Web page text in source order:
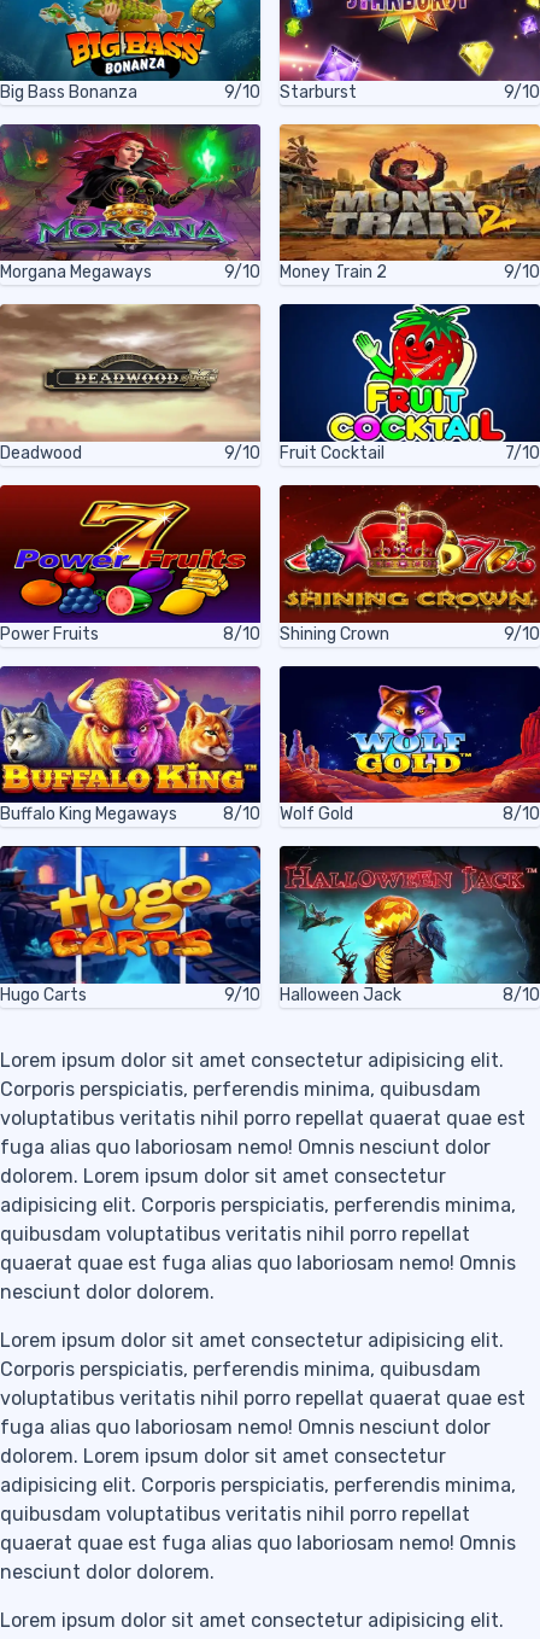
Big Bass Bonanza 9/10 Starburst 9/10
Morgana Megaways 9/10 Money Train 2 9/10
Deadwood 9/10 Fruit Cocktail 7/10
Power Fruits 8/10 Shining Crown 9/10
Buffalo King Megaways 8/10 Wolf Gold 8/10
Hugo Carts 9/10 Halloween Jack 8/10
Lorem ipsum dolor sit amet consectetur adipisicing elit.
Corporis perspiciatis, perferendis minima, quibusdam
voluptatibus veritatis nihil porro repellat quaerat quae est
fuga alias quo laboriosam nemo! Omnis nesciunt dolor
dolorem. Lorem ipsum dolor sit amet consectetur
adipisicing elit. Corporis perspiciatis, perferendis minima,
quibusdam voluptatibus veritatis nihil porro repellat
quaerat quae est fuga alias quo laboriosam nemo! Omnis
nesciunt dolor dolorem.
Lorem ipsum dolor sit amet consectetur adipisicing elit.
Corporis perspiciatis, perferendis minima, quibusdam
voluptatibus veritatis nihil porro repellat quaerat quae est
fuga alias quo laboriosam nemo! Omnis nesciunt dolor
dolorem. Lorem ipsum dolor sit amet consectetur
adipisicing elit. Corporis perspiciatis, perferendis minima,
quibusdam voluptatibus veritatis nihil porro repellat
quaerat quae est fuga alias quo laboriosam nemo! Omnis
nesciunt dolor dolorem.
Lorem ipsum dolor sit amet consectetur adipisicing elit.